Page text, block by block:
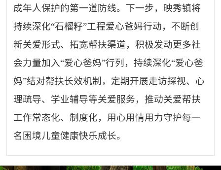
成年人保护的第一道防线。下一步，映秀镇将
持续深化“石榴籽”工程爱心爸妈行动，不断创
新关爱形式、拓宽帮扶渠道，积极发动更多社
会力量加入“爱心爸妈”行列，持续深化“爱心爸
妈”结对帮扶长效机制，定期开展走访探视、心
理疏导、学业辅导等关爱服务，推动关爱帮扶
工作常态化、制度化，用心用情用力守护每一
名困境儿童健康快乐成长。